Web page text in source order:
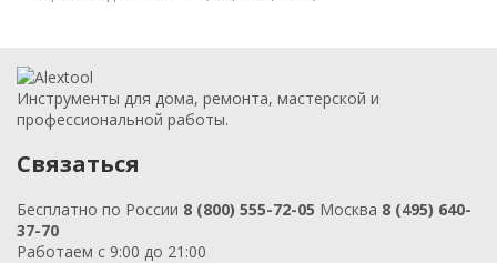
Инструменты для дома, ремонта, мастерской и
профессиональной работы.
Связаться
Бесплатно по России 8 (800) 555-72-05 Москва 8 (495) 640-
37-70
Работаем с 9:00 до 21:00